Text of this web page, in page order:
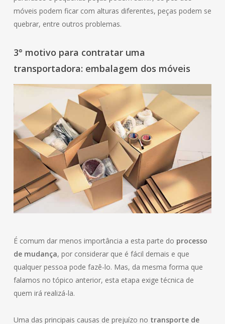
móveis podem ficar com alturas diferentes, peças podem se
quebrar, entre outros problemas.
3° motivo para contratar uma
transportadora: embalagem dos móveis
É comum dar menos importância a esta parte do processo
de mudança, por considerar que é fácil demais e que
qualquer pessoa pode fazê-lo. Mas, da mesma forma que
falamos no tópico anterior, esta etapa exige técnica de
quem irá realizá-la.
Uma das principais causas de prejuízo no transporte de